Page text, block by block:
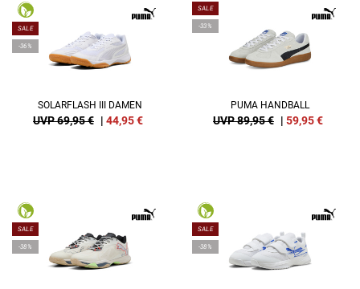
SALE
-36%
SOLARFLASH III DAMEN
UVP 69,95 € | 44,95€
SALE
-33%
PUMA HANDBALL
UVP 89,95 € | 59,95€
SALE
-38%
SALE
-38%